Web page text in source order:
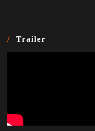
Trailer